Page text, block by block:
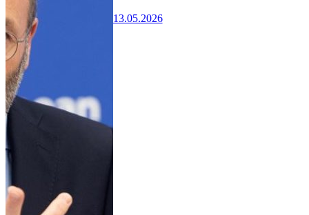
13.05.2026